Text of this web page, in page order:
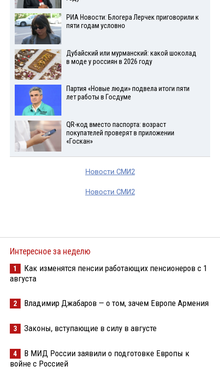
РИА Новости: Блогера Лерчек приговорили к
пяти годам условно
Дубайский или мурманский: какой шоколад
в моде у россиян в 2026 году
Партия «Новые люди» подвела итоги пяти
лет работы в Госдуме
QR-код вместо паспорта: возраст
покупателей проверят в приложении
«Госкан»
Новости СМИ2
Новости СМИ2
Интересное за неделю
1
Как изменятся пенсии работающих пенсионеров с 1
августа
2 Владимир Джабаров — о том, зачем Европе Армения
3 Законы, вступающие в силу в августе
4
В МИД России заявили о подготовке Европы к
войне с Россией